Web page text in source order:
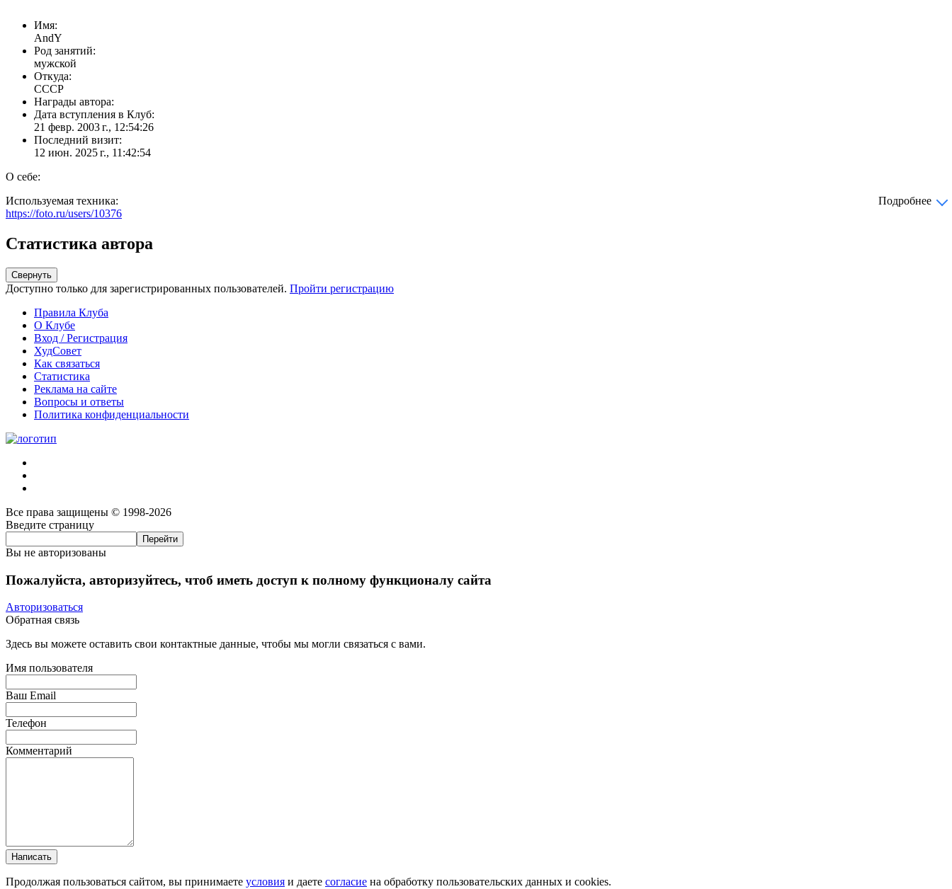
Имя:
AndY
Род занятий:
мужской
Откуда:
СССР
Награды автора:
Дата вступления в Клуб:
21 февр. 2003 г., 12:54:26
Последний визит:
12 июн. 2025 г., 11:42:54
О себе:
Используемая техника:
Подробнее
https://foto.ru/users/10376
Статистика автора
Свернуть
Доступно только для зарегистрированных пользователей. Пройти регистрацию
Правила Клуба
О Клубе
Вход / Регистрация
ХудСовет
Как связаться
Статистика
Реклама на сайте
Вопросы и ответы
Политика конфиденциальности
Все права защищены © 1998-2026
Введите страницу
Вы не авторизованы
Пожалуйста, авторизуйтесь, чтоб иметь доступ к полному функционалу сайта
Авторизоваться
Обратная связь
Здесь вы можете оставить свои контактные данные, чтобы мы могли связаться с вами.
Имя пользователя
Ваш Email
Телефон
Комментарий
Написать
Продолжая пользоваться сайтом, вы принимаете условия и даете согласие на обработку пользовательских данных и cookies.